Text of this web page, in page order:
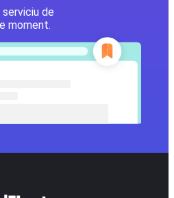
de
moment.